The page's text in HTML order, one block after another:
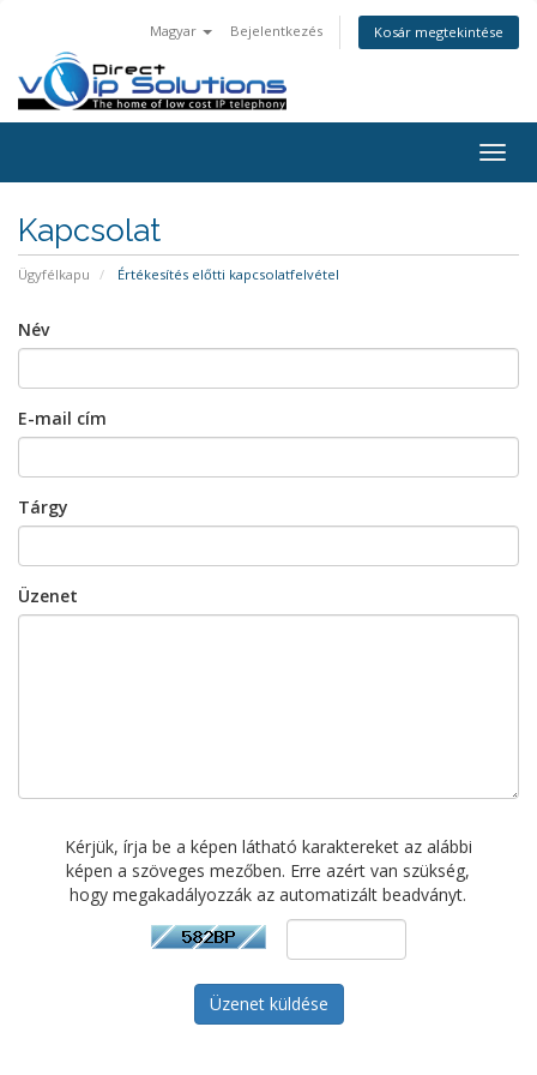
Magyar Bejelentkezés Kosár megtekintése
Kapcsolat
Ügyfélkapu Értékesítés előtti kapcsolatfelvétel
Név
E-mail cím
Tárgy
Üzenet
Kérjük, írja be a képen látható karaktereket az alábbi
képen a szöveges mezőben. Erre azért van szükség,
hogy megakadályozzák az automatizált beadványt.
Üzenet küldése